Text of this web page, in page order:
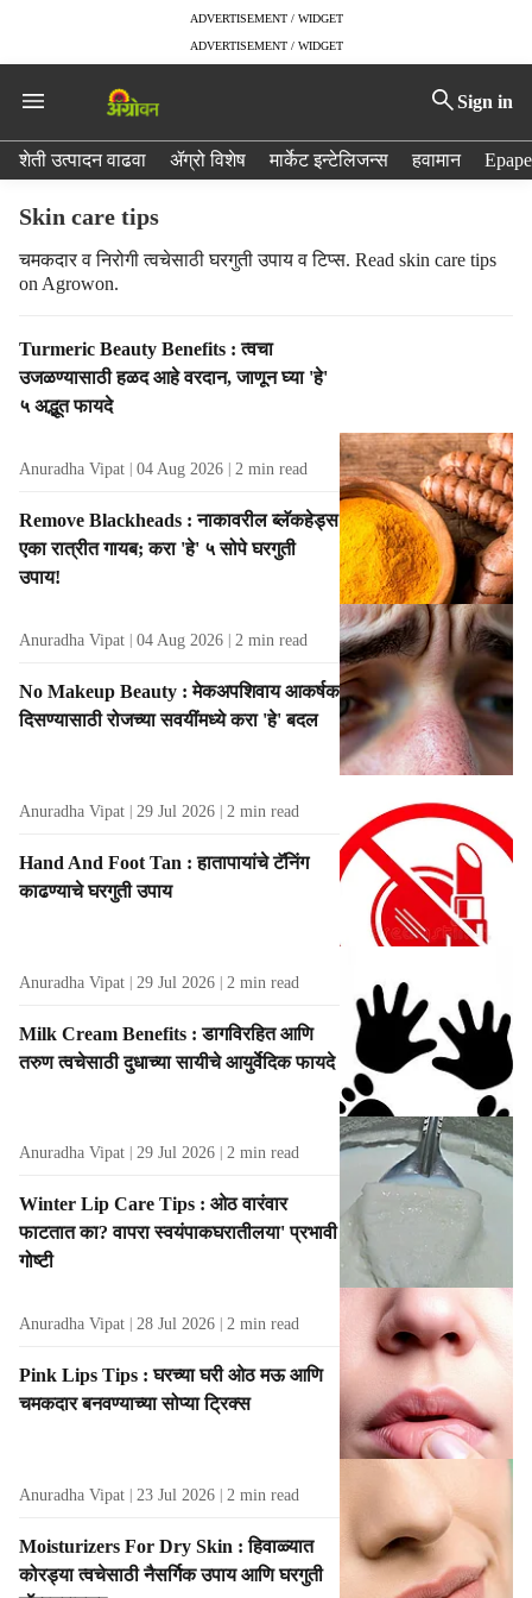
ADVERTISEMENT / WIDGET
ADVERTISEMENT / WIDGET
Sign in
e
शेती उत्पादन वाढवा ॲग्रो विशेष मार्केट इन्टेलिजन्स हवामान
Skin care tips
चमकदार व निरोगी त्वचेसाठी घरगुती उपाय व टिप्स. Read skin care tips
on Agrowon.
T
a
g
s
l
t
s
Turmeric Beauty Benefits : त्वचा
उजळण्यासाठी हळद आहे वरदान, जाणून घ्या 'हे'
५ अद्भूत फायदे
Anuradha Vipat 04 Aug 2026 2 min read
Remove Blackheads : नाकावरील ब्लॅकहेड्स
एका रात्रीत गायब; करा 'हे' ५ सोपे घरगुती
उपाय!
Anuradha Vipat 04 Aug 2026 2 min read
No Makeup Beauty : मेकअपशिवाय आकर्षक
दिसण्यासाठी रोजच्या सवयींमध्ये करा 'हे' बदल
Anuradha Vipat 29 Jul 2026 2 min read
Hand And Foot Tan : हातापायांचे टॅनिंग
काढण्याचे घरगुती उपाय
Anuradha Vipat 29 Jul 2026 2 min read
Milk Cream Benefits : डागविरहित आणि
तरुण त्वचेसाठी दुधाच्या सायीचे आयुर्वेदिक फायदे
Anuradha Vipat 29 Jul 2026 2 min read
Winter Lip Care Tips : ओठ वारंवार
फाटतात का? वापरा स्वयंपाकघरातीलया' प्रभावी
गोष्टी
Anuradha Vipat 28 Jul 2026 2 min read
Pink Lips Tips : घरच्या घरी ओठ मऊ आणि
चमकदार बनवण्याच्या सोप्या ट्रिक्स
Anuradha Vipat 23 Jul 2026 2 min read
Moisturizers For Dry Skin : हिवाळ्यात
कोरड्या त्वचेसाठी नैसर्गिक उपाय आणि घरगुती